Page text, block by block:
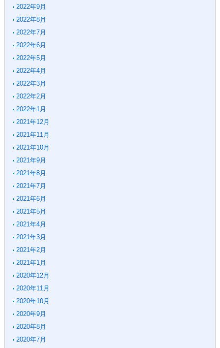
2022年9月
2022年8月
2022年7月
2022年6月
2022年5月
2022年4月
2022年3月
2022年2月
2022年1月
2021年12月
2021年11月
2021年10月
2021年9月
2021年8月
2021年7月
2021年6月
2021年5月
2021年4月
2021年3月
2021年2月
2021年1月
2020年12月
2020年11月
2020年10月
2020年9月
2020年8月
2020年7月